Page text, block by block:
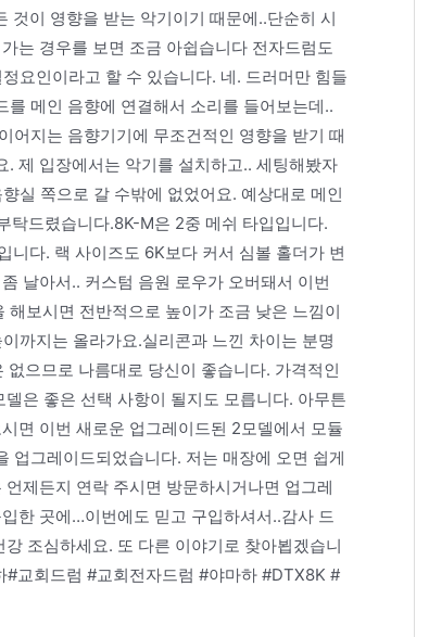
이 영향을 받는 악기이기 때문에..단순히 시
는 경우를 보면 조금 아쉽습니다 전자드럼도
요인이라고 할 수 있습니다. 네. 드러머만 힘들
메인 음향에 연결해서 소리를 들어보는데..
어지는 음향기기에 무조건적인 영향을 받기 때
제 입장에서는 악기를 설치하고.. 세팅해봤자
실 쪽으로 갈 수밖에 없었어요. 예상대로 메인
탁드렸습니다.8K-M은 2중 메쉬 타입입니다.
니다. 랙 사이즈도 6K보다 커서 심볼 홀더가 변
날아서.. 커스텀 음원 로우가 오버돼서 이번
보시면 전반적으로 높이가 조금 낮은 느낌이
까지는 올라가요.실리콘과 느낀 차이는 분명
으므로 나름대로 당신이 좋습니다. 가격적인
은 좋은 선택 사항이 될지도 모릅니다. 아무튼
면 이번 새로운 업그레이드된 2모델에서 모듈
업그레이드되었습니다. 저는 매장에 오면 쉽게
제든지 연락 주시면 방문하시거나면 업그레
한 곳에…이번에도 믿고 구입하셔서..감사 드
조심하세요. 또 다른 이야기로 찾아뵙겠습니
#교회드럼 #교회전자드럼 #야마하 #DTX8K #